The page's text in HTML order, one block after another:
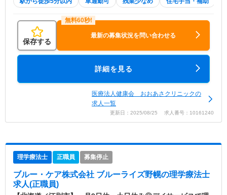
保存する
最新の募集状況を問い合わせる
詳細を見る
医療法人健康会 おおあさクリニックの
求人一覧
更新日：2025/08/25 求人番号：10161240
理学療法士 正職員 募集停止
ブルー・ケア株式会社 ブルーライズ野幌の理学療法士
求人(正職員)